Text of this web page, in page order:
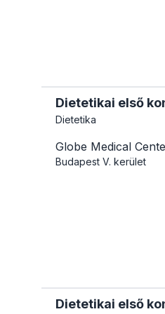
Dietetikai első
Dietetika
Globe Medical
Budapest V. kerület
Dietetikai első